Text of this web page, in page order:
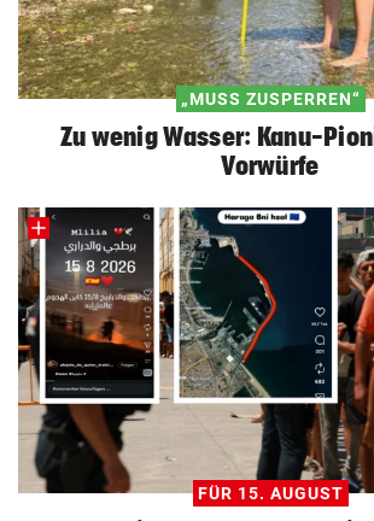
„MUSS ZUSPERREN“
Zu wenig Wasser: Kanu-
Vorwürfe
FÜR 15. AUGUST